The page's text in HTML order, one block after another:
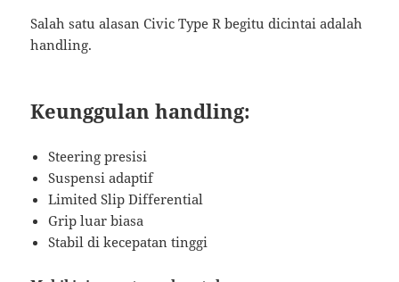
Salah satu alasan Civic Type R begitu dicintai adalah
handling.
Keunggulan handling:
Steering presisi
Suspensi adaptif
Limited Slip Differential
Grip luar biasa
Stabil di kecepatan tinggi